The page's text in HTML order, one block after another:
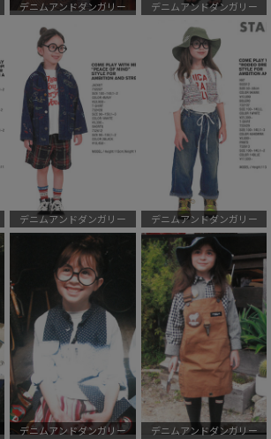
デニムアンドダンガリー デニムアンドダンガリー
デニムアンドダンガリー デニムアンドダンガリー
デニムアンドダンガリー デニムアンドダンガリー